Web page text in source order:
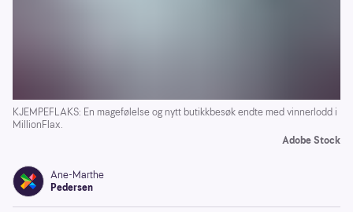
KJEMPEFLAKS: En magefølelse og nytt butikkbesøk endte med vinnerlodd i
MillionFlax.
Adobe Stock
Ane-Marthe
Pedersen